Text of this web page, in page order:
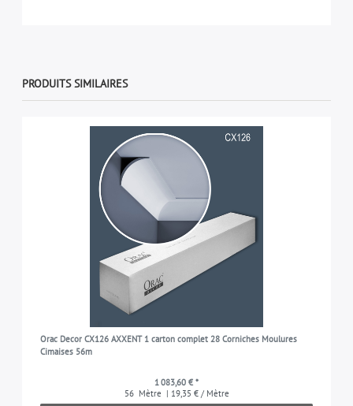
PRODUITS SIMILAIRES
Orac Decor CX126 AXXENT 1 carton complet 28 Corniches Moulures
Cimaises 56m
1 083,60 € *
56 Mètre | 19,35 € / Mètre